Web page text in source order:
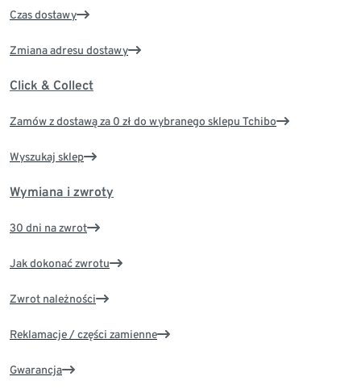
Czas dostawy
Zmiana adresu dostawy
Click & Collect
Zamów z dostawą za 0 zł do wybranego sklepu Tchibo
Wyszukaj sklep
Wymiana i zwroty
30 dni na zwrot
Jak dokonać zwrotu
Zwrot należności
Reklamacje / części zamienne
Gwarancja